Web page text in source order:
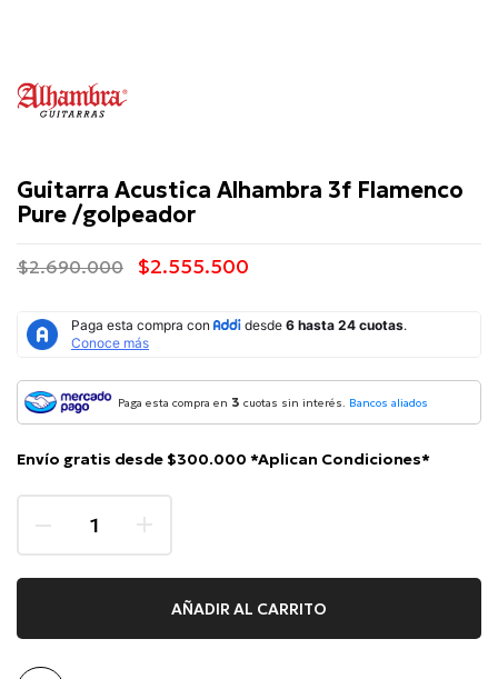
Guitarra Acustica Alhambra 3f Flamenco
Pure /golpeador
$2.690.000 $2.555.500
Paga esta compra en 3 cuotas sin interés. Bancos aliados
Envío gratis desde $300.000 *Aplican Condiciones*
AÑADIR AL CARRITO